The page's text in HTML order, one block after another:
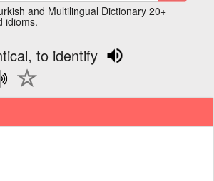
and Multilingual Dictionary 20+
idioms.
to identify